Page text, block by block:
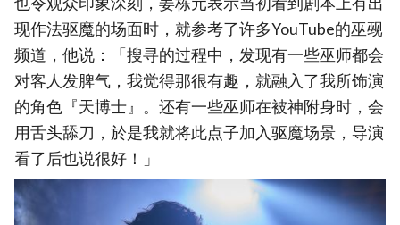
现作法驱魔的场面时，就参考了许多YouTube的巫觋
频道，他说：「搜寻的过程中，发现有一些巫师都会
对客人发脾气，我觉得那很有趣，就融入了我所饰演
的角色『天博士』。还有一些巫师在被神附身时，会
用舌头舔刀，於是我就将此点子加入驱魔场景，导演
看了后也说很好！」